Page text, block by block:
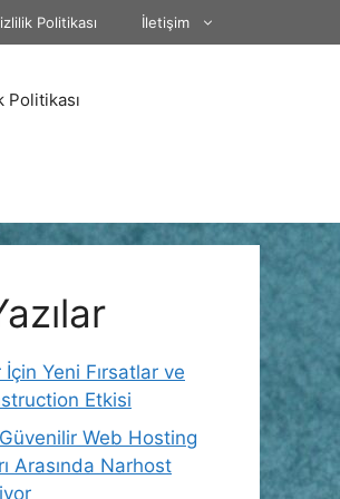
Politikası İletişim
Politikası
İçin Yeni Fırsatlar ve
Etkisi
Web Hosting
Arasında Narhost